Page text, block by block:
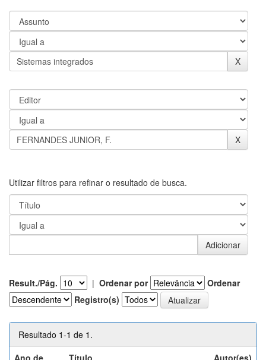
Utilizar filtros para refinar o resultado de busca.
Result./Pág. | Ordenar por
Ordenar
Registro(s)
Resultado 1-1 de 1.
Ano de
Título Autor(es)